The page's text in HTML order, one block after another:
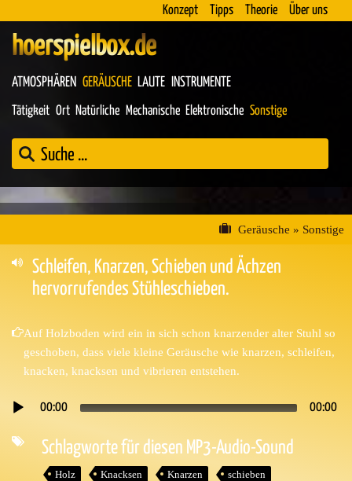
Konzept Tipps Theorie Über uns
hoerspielbox.de
ATMOSPHÄREN GERÄUSCHE LAUTE INSTRUMENTE
Tätigkeit Ort Natürliche Mechanische Elektronische Sonstige
Geräusche » Sonstige
Schleifen, Knarzen, Schieben und Ächzen
hervorrufendes Stühleschieben.
Auf Holzboden wird ein in sich schon knarzender alter Stuhl so
geschoben, dass viele kleine Geräusche wie knarzen, schleifen,
knacken, knacksen und vibrieren entstehen.
Audio-
00:00 00:00
Schlagworte für diesen MP3-Audio-Sound
Holz Knacksen Knarzen schieben